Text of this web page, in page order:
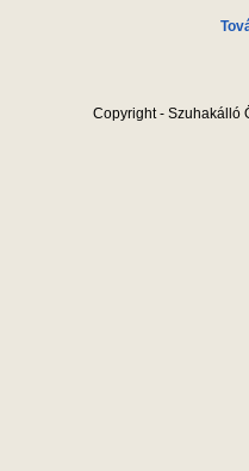
Copyright - Szuhakálló